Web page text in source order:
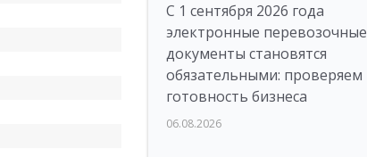
С 1 сентября 2026 года
электронные перевозочные
документы становятся
обязательными: проверяем
готовность бизнеса
06.08.2026